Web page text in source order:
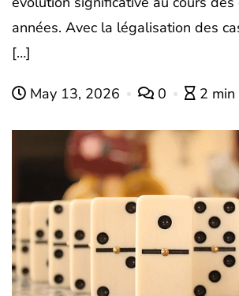
années. Avec la légalisation des
[…]
May 13, 2026 0 2 min